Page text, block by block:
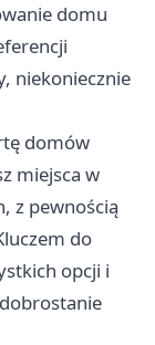
domu
niekoniecznie
domów
miejsca w
z pewnością
do
opcji i